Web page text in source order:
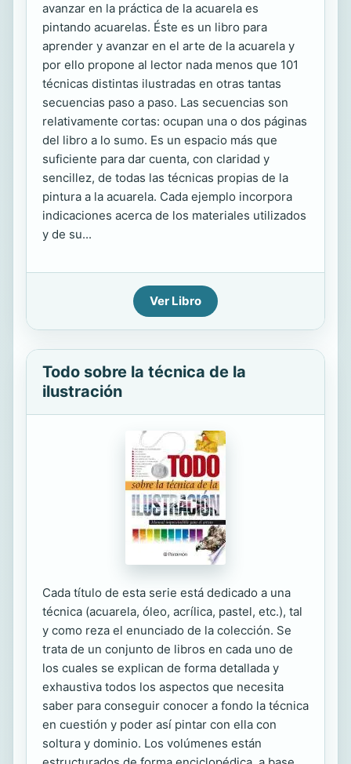
avanzar en la práctica de la acuarela es
pintando acuarelas. Éste es un libro para
aprender y avanzar en el arte de la acuarela y
por ello propone al lector nada menos que 101
técnicas distintas ilustradas en otras tantas
secuencias paso a paso. Las secuencias son
relativamente cortas: ocupan una o dos páginas
del libro a lo sumo. Es un espacio más que
suficiente para dar cuenta, con claridad y
sencillez, de todas las técnicas propias de la
pintura a la acuarela. Cada ejemplo incorpora
indicaciones acerca de los materiales utilizados
y de su...
Ver Libro
Todo sobre la técnica de la
ilustración
Cada título de esta serie está dedicado a una
técnica (acuarela, óleo, acrílica, pastel, etc.), tal
y como reza el enunciado de la colección. Se
trata de un conjunto de libros en cada uno de
los cuales se explican de forma detallada y
exhaustiva todos los aspectos que necesita
saber para conseguir conocer a fondo la técnica
en cuestión y poder así pintar con ella con
soltura y dominio. Los volúmenes están